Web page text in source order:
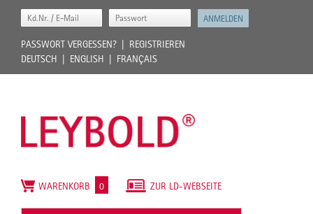
PASSWORT VERGESSEN?
REGISTRIEREN
DEUTSCH
ENGLISH FRANÇAIS
ZUR LD-WEBSEITE
WARENKORB 0